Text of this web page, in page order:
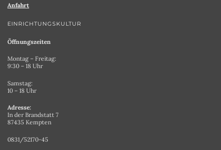
Anfahrt
EINRICHTUNGSKULTUR
Öffnungszeiten
Montag – Freitag:
9:30 – 18 Uhr
Samstag:
10 – 18 Uhr
Adresse:
In der Brandstatt 7
87435 Kempten
0831/52170-45